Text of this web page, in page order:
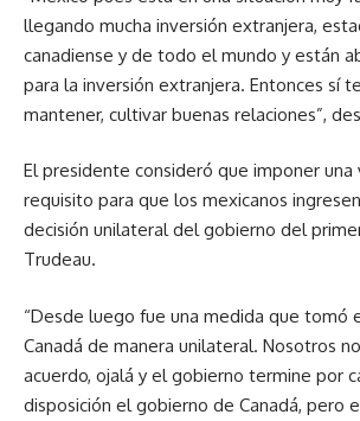
llegando mucha inversión extranjera,
canadiense y de todo el mundo y están
para la inversión extranjera. Entonces sí
mantener, cultivar buenas relaciones”,
El presidente consideró que imponer una
requisito para que los mexicanos
decisión unilateral del gobierno del
Trudeau.
“Desde luego fue una medida que tomó
Canadá de manera unilateral. Nosotros
acuerdo, ojalá y el gobierno termine por
disposición el gobierno de Canadá, pero